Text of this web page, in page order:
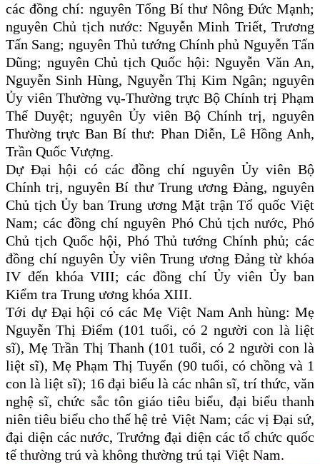
các đồng chí: nguyên Tổng Bí thư Nông Đức Mạnh;
nguyên Chủ tịch nước: Nguyễn Minh Triết, Trương
Tấn Sang; nguyên Thủ tướng Chính phủ Nguyễn Tấn
Dũng; nguyên Chủ tịch Quốc hội: Nguyễn Văn An,
Nguyễn Sinh Hùng, Nguyễn Thị Kim Ngân; nguyên
Ủy viên Thường vụ-Thường trực Bộ Chính trị Phạm
Thế Duyệt; nguyên Ủy viên Bộ Chính trị, nguyên
Thường trực Ban Bí thư: Phan Diễn, Lê Hồng Anh,
Trần Quốc Vượng.
Dự Đại hội có các đồng chí nguyên Ủy viên Bộ
Chính trị, nguyên Bí thư Trung ương Đảng, nguyên
Chủ tịch Ủy ban Trung ương Mặt trận Tổ quốc Việt
Nam; các đồng chí nguyên Phó Chủ tịch nước, Phó
Chủ tịch Quốc hội, Phó Thủ tướng Chính phủ; các
đồng chí nguyên Ủy viên Trung ương Đảng từ khóa
IV đến khóa VIII; các đồng chí Ủy viên Ủy ban
Kiểm tra Trung ương khóa XIII.
Tới dự Đại hội có các Mẹ Việt Nam Anh hùng: Mẹ
Nguyễn Thị Điểm (101 tuổi, có 2 người con là liệt
sĩ), Mẹ Trần Thị Thanh (101 tuổi, có 2 người con là
liệt sĩ), Mẹ Phạm Thị Tuyển (90 tuổi, có chồng và 1
con là liệt sĩ); 16 đại biểu là các nhân sĩ, trí thức, văn
nghệ sĩ, chức sắc tôn giáo tiêu biểu, đại biểu thanh
niên tiêu biểu cho thế hệ trẻ Việt Nam; các vị Đại sứ,
đại diện các nước, Trưởng đại diện các tổ chức quốc
tế thường trú và không thường trú tại Việt Nam.